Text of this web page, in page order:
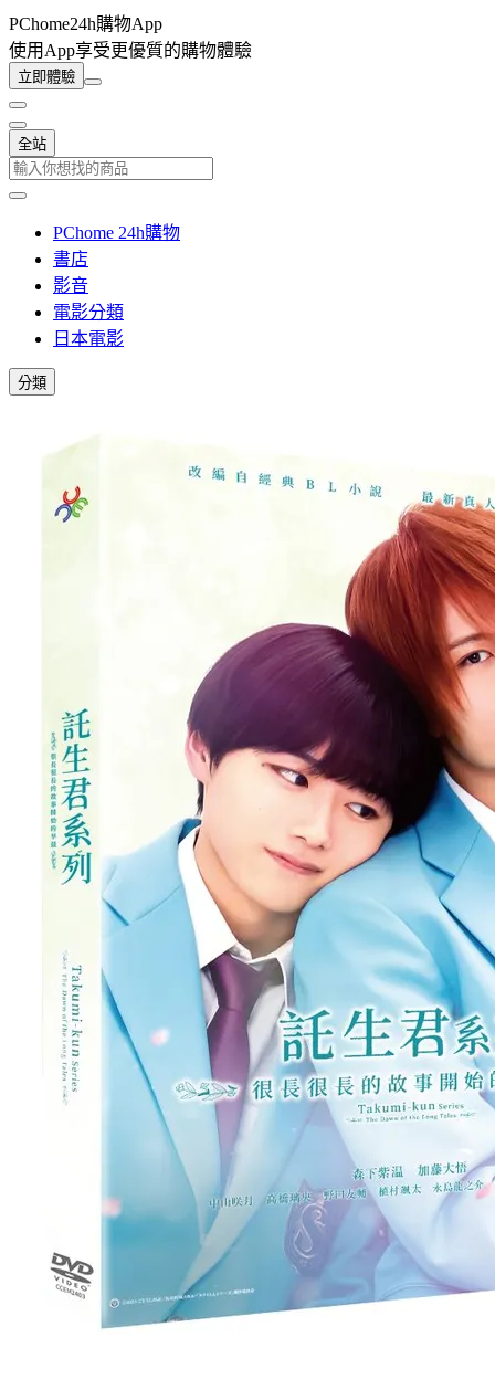
PChome24h購物App
使用App享受更優質的購物體驗
立即體驗
全站
PChome 24h購物
書店
影音
電影分類
日本電影
分類